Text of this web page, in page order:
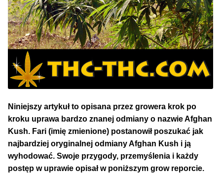
Dla Początkujących
Indoor w Domu
Outdoor na Dworze
Półautomaty Outdoor
Automaty XXL
Pełnosezonowe XXL
Szybkie Automaty
Niniejszy artykuł to opisana przez growera krok po
kroku uprawa bardzo znanej odmiany o nazwie Afghan
Kush. Fari (imię zmienione) postanowił poszukać jak
najbardziej oryginalnej odmiany Afghan Kush i ją
wyhodować. Swoje przygody, przemyślenia i każdy
postęp w uprawie opisał w poniższym grow reporcie.